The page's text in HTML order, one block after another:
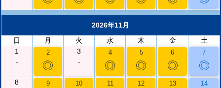
2026年11月
日
月 火 水 木 金
土
1
-
2
◎
3
-
4
◎
5
◎
6
◎
7
◎
8
9 10 11 12 13 14